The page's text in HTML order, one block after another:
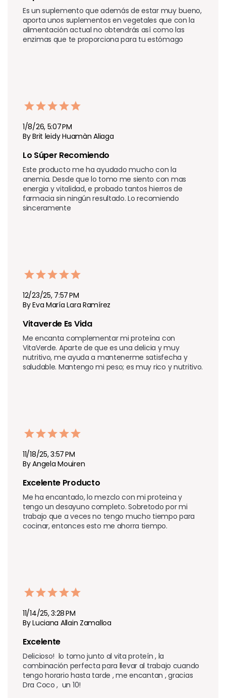
Es un suplemento que además de estar muy bueno,
aporta unos suplementos en vegetales que con la
alimentación actual no obtendrás así como las
enzimas que te proporciona para tu estómago
1/8/26, 5:07 PM
By Brit leidy Huamàn Aliaga
Lo Súper Recomiendo
Este producto me ha ayudado mucho con la
anemia. Desde que lo tomo me siento con mas
energia y vitalidad, e probado tantos hierros de
farmacia sin ningún resultado. Lo recomiendo
sinceramente
12/23/25, 7:57 PM
By Eva María Lara Ramírez
Vitaverde Es Vida
Me encanta complementar mi proteína con
VitaVerde. Aparte de que es una delicia y muy
nutritivo, me ayuda a mantenerme satisfecha y
saludable. Mantengo mi peso; es muy rico y nutritivo.
11/18/25, 3:57 PM
By Angela Mouiren
Excelente Producto
Me ha encantado, lo mezclo con mi proteina y
tengo un desayuno completo. Sobretodo por mi
trabajo que a veces no tengo mucho tiempo para
cocinar, entonces esto me ahorra tiempo.
11/14/25, 3:28 PM
By Luciana Allain Zamalloa
Excelente
Delicioso!  lo tomo junto al vita proteín , la
combinación perfecta para llevar al trabajo cuando
tengo horario hasta tarde , me encantan , gracias
Dra Coco ,  un 10!